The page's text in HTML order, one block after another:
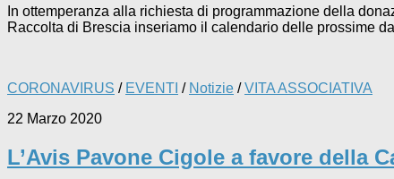
In ottemperanza alla richiesta di programmazione della
Raccolta di Brescia inseriamo il calendario delle prossime
CORONAVIRUS / EVENTI / Notizie /VITA ASSOCIATIVA
22 Marzo 2020
L’Avis Pavone Cigole a favore della